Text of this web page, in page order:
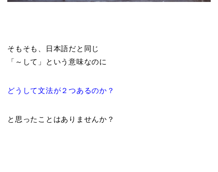
そもそも、日本語だと同じ
「～して」という意味なのに
どうして文法が２つあるのか？
と思ったことはありませんか？